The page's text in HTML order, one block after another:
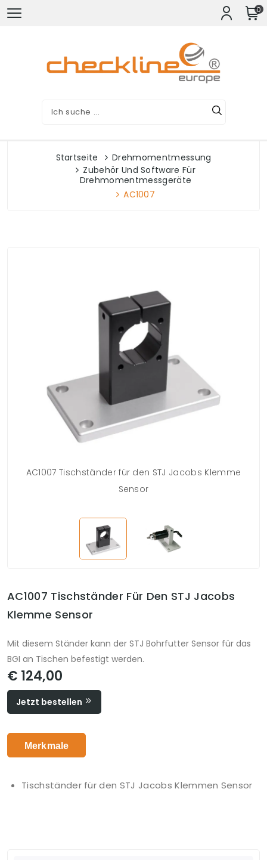
0
Startseite
Drehmomentmessung
Zubehör Und Software Für
Drehmomentmessgeräte
AC1007
AC1007 Tischständer für den STJ Jacobs Klemme
Sensor
AC1007 Tischständer Für Den STJ Jacobs
Klemme Sensor
Mit diesem Ständer kann der STJ Bohrfutter Sensor für das
BGI an Tischen befestigt werden.
€ 124,00
Jetzt bestellen
Merkmale
Tischständer für den STJ Jacobs Klemmen Sensor